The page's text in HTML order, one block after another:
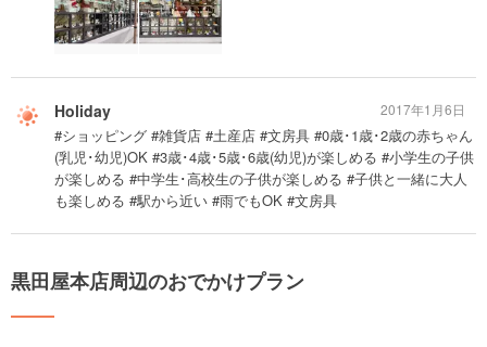
Holiday
#ショッピング #雑貨店 #土産店 #文房具 #0歳･1歳･2歳の赤ちゃん
(乳児･幼児)OK #3歳･4歳･5歳･6歳(幼児)が楽しめる #小学生の子供
が楽しめる #中学生･高校生の子供が楽しめる #子供と一緒に大人
も楽しめる #駅から近い #雨でもOK #文房具
2017年1月6日
黒田屋本店周辺のおでかけプラン